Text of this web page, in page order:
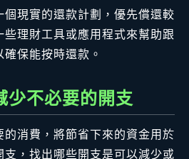
現實的還款計劃，優先償還較
些理財工具或應用程式來幫助跟
保能按時還款。
少不必要的開支
消費，將節省下來的資金用於
，找出哪些開支是可以減少或